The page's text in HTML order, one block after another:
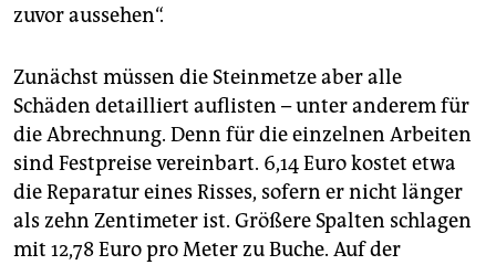
zuvor aussehen“.
Zunächst müssen die Steinmetze aber alle
Schäden detailliert auflisten – unter anderem für
die Abrechnung. Denn für die einzelnen Arbeiten
sind Festpreise vereinbart. 6,14 Euro kostet etwa
die Reparatur eines Risses, sofern er nicht länger
als zehn Zentimeter ist. Größere Spalten schlagen
mit 12,78 Euro pro Meter zu Buche. Auf der